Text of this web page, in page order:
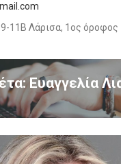
11Β Λάρισα, 1ος όροφος
Ευαγγελία